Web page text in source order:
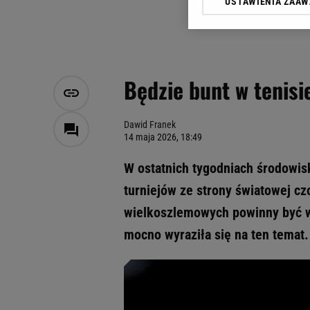
Będzie bunt w
Dawid Franek
14 maja 2026, 18:49
W ostatnich tygodniach
turniejów ze strony światowej
wielkoszlemowych powinny być
mocno wyraziła się na ten temat.
Klikając „Akceptuję”
Zaufanych Partnerów i
My, nasi Zaufani
Użycie dokładnych